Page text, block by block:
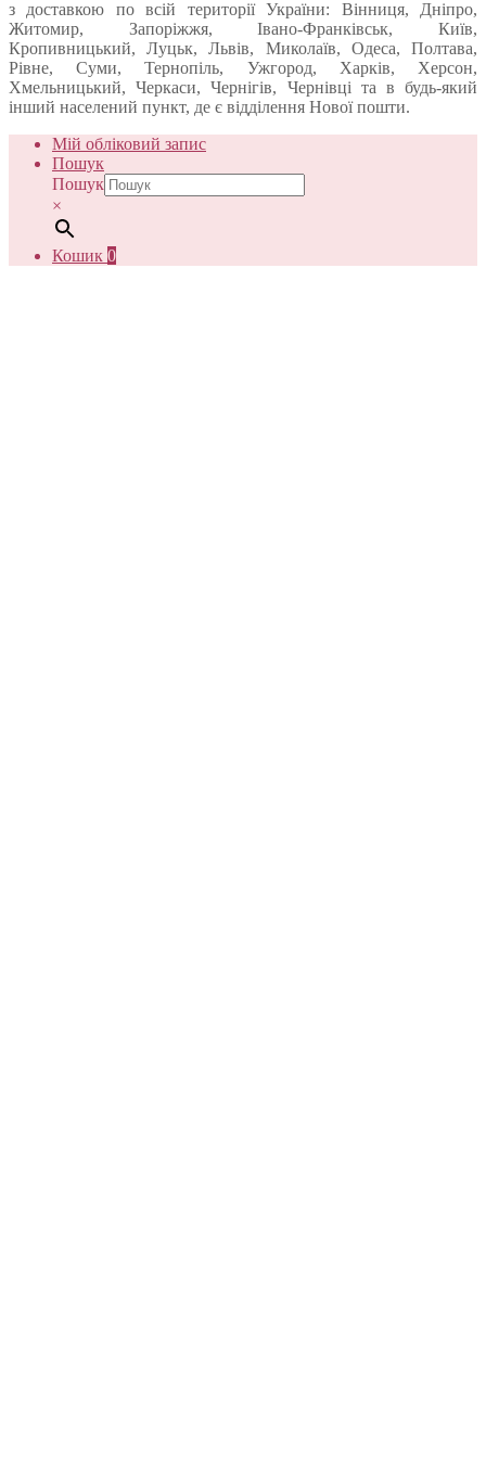
з доставкою по всій території України: Вінниця, Дніпро,
Житомир, Запоріжжя, Івано-Франківськ, Київ,
Кропивницький, Луцьк, Львів, Миколаїв, Одеса, Полтава,
Рівне, Суми, Тернопіль, Ужгород, Харків, Херсон,
Хмельницький, Черкаси, Чернігів, Чернівці та в будь-який
інший населений пункт, де є відділення Нової пошти.
Мій обліковий запис
Пошук
Пошук
×
Кошик 0